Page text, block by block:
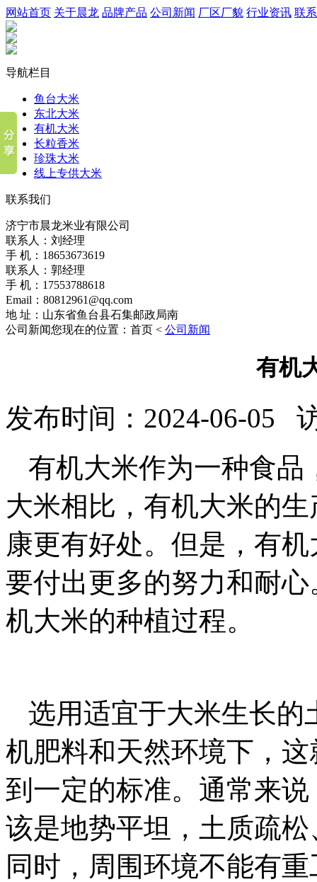
网站首页 关于晨龙 品牌产品 公司新闻 厂区厂貌 行业资讯 联
导航栏目
鱼台大米
东北大米
有机大米
长粒香米
珍珠大米
线上专供大米
联系我们
济宁市晨龙米业有限公司
联系人：刘经理
手 机：18653673619
联系人：郭经理
手 机：17553788618
Email：80812961@qq.com
地 址：山东省鱼台县石集邮政局南
公司新闻您现在的位置：首页 < 公司新闻
有机
发布时间：2024-06-05
有机大米作为一种食品
大米相比，有机大米的
康更有好处。但是，有
要付出更多的努力和耐
机大米的种植过程。
选用适宜于大米生长的
机肥料和天然环境下，
到一定的标准。通常来
该是地势平坦，土质疏
同时，周围环境不能有